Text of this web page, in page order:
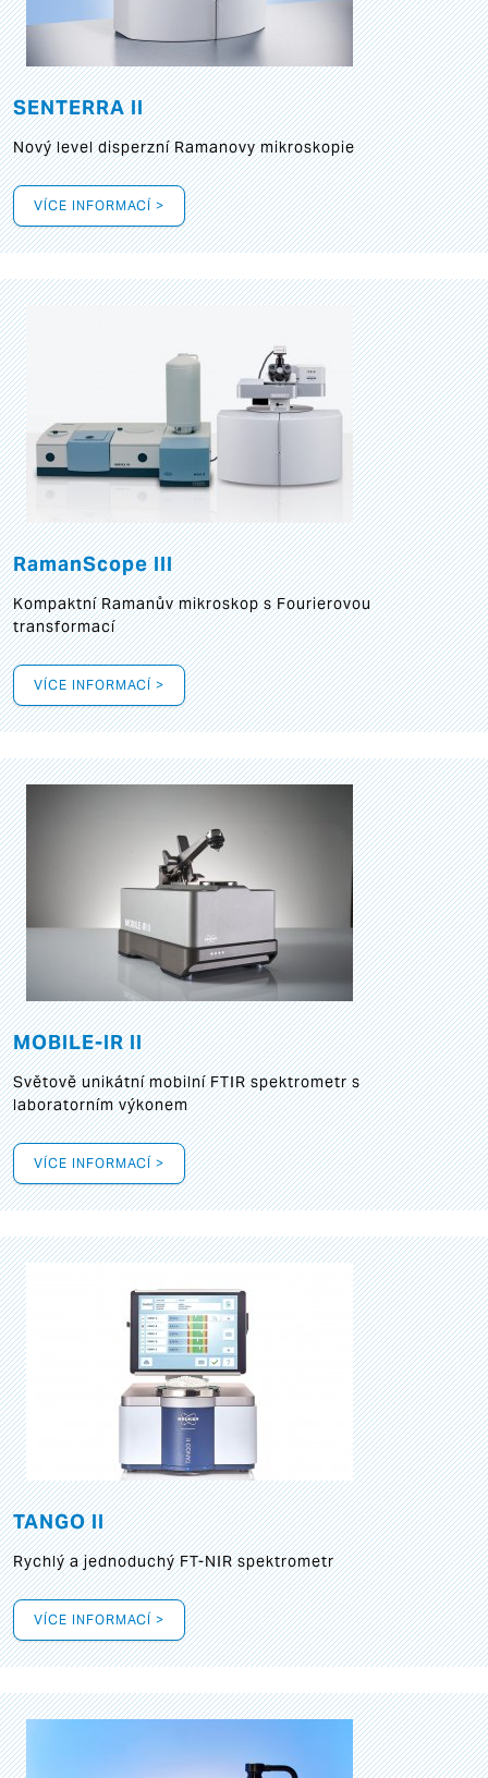
SENTERRA II
Nový level disperzní Ramanovy mikroskopie
VÍCE INFORMACÍ >
RamanScope III
Kompaktní Ramanův mikroskop s Fourierovou
transformací
VÍCE INFORMACÍ >
MOBILE-IR II
Světově unikátní mobilní FTIR spektrometr s
laboratorním výkonem
VÍCE INFORMACÍ >
TANGO II
Rychlý a jednoduchý FT-NIR spektrometr
VÍCE INFORMACÍ >